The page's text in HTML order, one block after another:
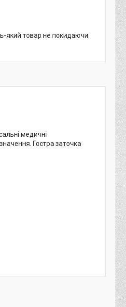
який товар не покидаючи
медичні
Гостра заточка